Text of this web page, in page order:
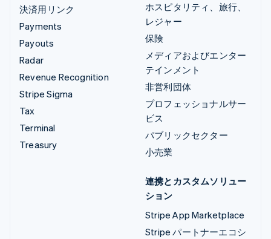
決済用リンク
Payments
Payouts
Radar
Revenue Recognition
Stripe Sigma
Tax
Terminal
Treasury
ホスピタリティ、旅行、
レジャー
保険
メディアおよびエンター
テインメント
非営利団体
プロフェッショナルサー
ビス
パブリックセクター
小売業
連携とカスタムソリュー
ション
Stripe App Marketplace
Stripe パートナーエコシ